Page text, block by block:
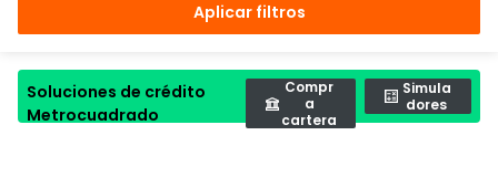
Aplicar filtros
Soluciones de crédito
Metrocuadrado
Compr
a
cartera
Simula
dores